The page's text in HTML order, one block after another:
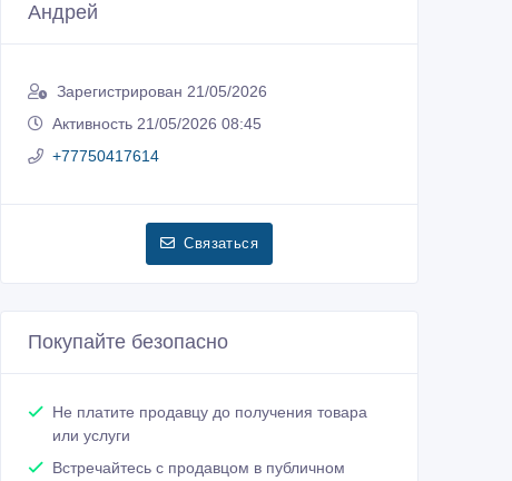
Андрей
Зарегистрирован 21/05/2026
Активность 21/05/2026 08:45
+77750417614
Связаться
Покупайте безопасно
Не платите продавцу до получения товара
или услуги
Встречайтесь с продавцом в публичном